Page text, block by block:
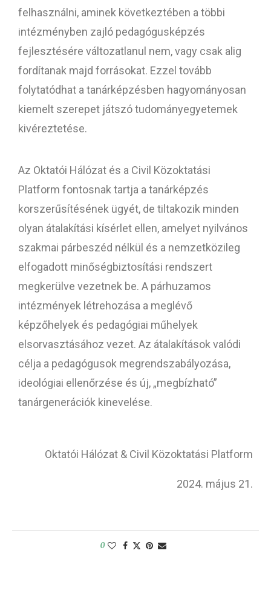
felhasználni, aminek következtében a többi
intézményben zajló pedagógusképzés
fejlesztésére változatlanul nem, vagy csak alig
fordítanak majd forrásokat. Ezzel tovább
folytatódhat a tanárképzésben hagyományosan
kiemelt szerepet játszó tudományegyetemek
kivéreztetése.
Az Oktatói Hálózat és a Civil Közoktatási
Platform fontosnak tartja a tanárképzés
korszerűsítésének ügyét, de tiltakozik minden
olyan átalakítási kísérlet ellen, amelyet nyilvános
szakmai párbeszéd nélkül és a nemzetközileg
elfogadott minőségbiztosítási rendszert
megkerülve vezetnek be. A párhuzamos
intézmények létrehozása a meglévő
képzőhelyek és pedagógiai műhelyek
elsorvasztásához vezet. Az átalakítások valódi
célja a pedagógusok megrendszabályozása,
ideológiai ellenőrzése és új, „megbízható”
tanárgenerációk kinevelése.
Oktatói Hálózat & Civil Közoktatási Platform
2024. május 21.
0